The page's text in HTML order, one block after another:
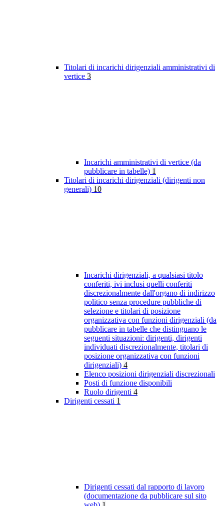
Titolari di incarichi dirigenziali amministrativi di
vertice 3
Incarichi amministrativi di vertice (da
pubblicare in tabelle) 1
Titolari di incarichi dirigenziali (dirigenti non
generali) 10
Incarichi dirigenziali, a qualsiasi titolo
conferiti, ivi inclusi quelli conferiti
discrezionalmente dall'organo di indirizzo
politico senza procedure pubbliche di
selezione e titolari di posizione
organizzativa con funzioni dirigenziali (da
pubblicare in tabelle che distinguano le
seguenti situazioni: dirigenti, dirigenti
individuati discrezionalmente, titolari di
posizione organizzativa con funzioni
dirigenziali) 4
Elenco posizioni dirigenziali discrezionali
Posti di funzione disponibili
Ruolo dirigenti 4
Dirigenti cessati 1
Dirigenti cessati dal rapporto di lavoro
(documentazione da pubblicare sul sito